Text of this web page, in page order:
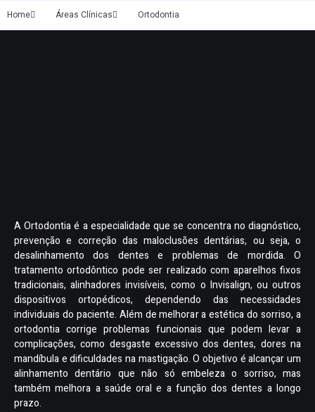
Home Áreas Clínicas Ortodontia
A Ortodontia é a especialidade que se concentra no diagnóstico,
prevenção e correção das maloclusões dentárias, ou seja, o
desalinhamento dos dentes e problemas de mordida. O
tratamento ortodôntico pode ser realizado com aparelhos fixos
tradicionais, alinhadores invisíveis, como o Invisalign, ou outros
dispositivos ortopédicos, dependendo das necessidades
individuais do paciente. Além de melhorar a estética do sorriso, a
ortodontia corrige problemas funcionais que podem levar a
complicações, como desgaste excessivo dos dentes, dores na
mandíbula e dificuldades na mastigação. O objetivo é alcançar um
alinhamento dentário que não só embeleza o sorriso, mas
também melhora a saúde oral e a função dos dentes a longo
prazo.